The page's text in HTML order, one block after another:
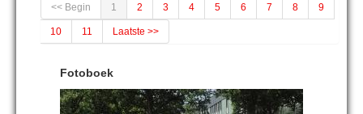
<< Begin 1 2 3 4 5 6 7 8 9
10 11 Laatste >>
Fotoboek